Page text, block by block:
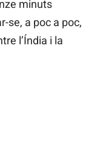
minuts
se, a poc a poc,
l’Índia i la